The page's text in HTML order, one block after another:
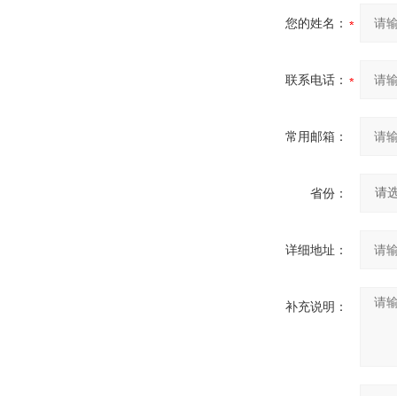
您的姓名：
联系电话：
常用邮箱：
省份：
详细地址：
补充说明：